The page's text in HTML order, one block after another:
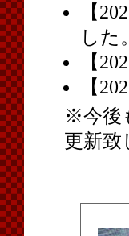
【
した
【
【
※今後
更新致